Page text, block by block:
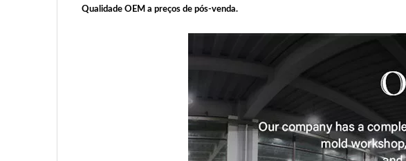
Qualidade OEM a preços de pós-venda.